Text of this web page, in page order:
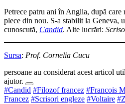
Petrece patru ani în Anglia, după
plece din nou. S-a stabilit la Geneva,
cunoscută, Candid. Alte lucrări:
Sursa: Prof. Cornelia Cucu
persoane au considerat acest articol
ajutor.
#Candid #Filozof francez #Francois
Francez #Scrisori engleze #Voltaire